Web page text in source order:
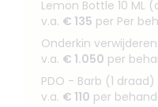
Lemon Bottle 10 ML
v.a. € 135 per Per
Onderkin
v.a. € 1.050 per
PDO - Barb (1 draad)
v.a. € 110 per